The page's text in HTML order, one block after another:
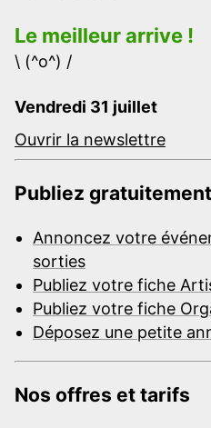
Le meilleur arrive !
\ (^o^) /
Vendredi 31 juillet
Ouvrir la newslettre
Publiez
Annoncez votre
sorties
Publiez votre fiche
Publiez votre fiche
Déposez une petite
Nos offres et tarifs